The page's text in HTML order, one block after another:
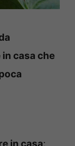
casa che
in casa: